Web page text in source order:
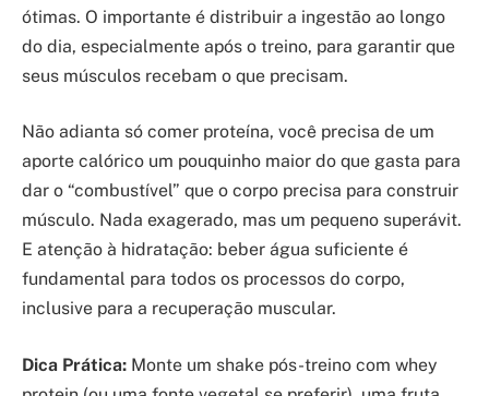
ótimas. O importante é distribuir a ingestão ao longo
do dia, especialmente após o treino, para garantir que
seus músculos recebam o que precisam.
Não adianta só comer proteína, você precisa de um
aporte calórico um pouquinho maior do que gasta para
dar o “combustível” que o corpo precisa para construir
músculo. Nada exagerado, mas um pequeno superávit.
E atenção à hidratação: beber água suficiente é
fundamental para todos os processos do corpo,
inclusive para a recuperação muscular.
Dica Prática: Monte um shake pós-treino com whey